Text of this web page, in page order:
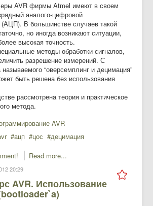
AVR фирмы Atmel имеют в своем
аналого-цифровой
(АЦП). В большинстве случаев такой
но иногда возникают ситуации,
высокая точность.
методы обработки сигналов,
разрешение измерений. С
“оверсемплинг и децимация”
быть решена без использования
рассмотрена теория и практическое
метода.
AVR
aцп цос
децимация
Read more...
20:29
AVR. Использование